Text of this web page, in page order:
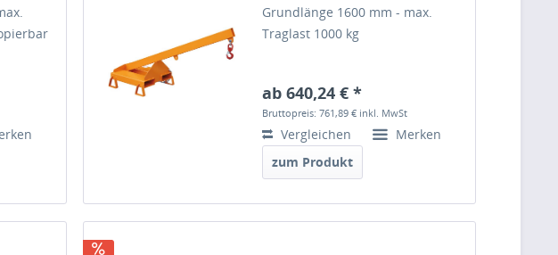
Grundlänge 1600 mm - max.
Traglast 1000 kg
ab 640,24 € *
Bruttopreis: 761,89 € inkl. MwSt
Vergleichen
Merken
zum Produkt